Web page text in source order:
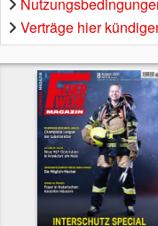
Verträge hier